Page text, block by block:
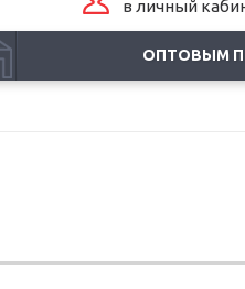
в личный
ОПТОВЫМ